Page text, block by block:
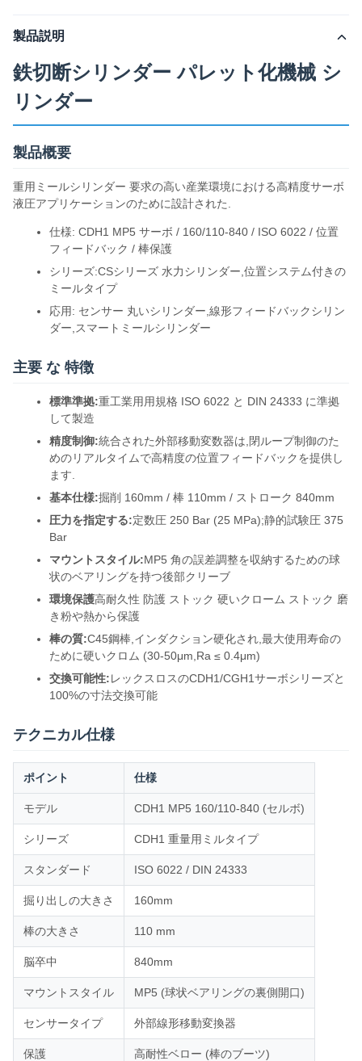
製品説明
鉄切断シリンダー パレット化機械 シ
リンダー
製品概要
重用ミールシリンダー 要求の高い産業環境における高精度サーボ
液圧アプリケーションのために設計された.
仕様: CDH1 MP5 サーボ / 160/110-840 / ISO 6022 / 位置
フィードバック / 棒保護
シリーズ:CSシリーズ 水力シリンダー,位置システム付きの
ミールタイプ
応用: センサー 丸いシリンダー,線形フィードバックシリン
ダー,スマートミールシリンダー
主要 な 特徴
標準準拠:重工業用用規格 ISO 6022 と DIN 24333 に準拠
して製造
精度制御:統合された外部移動変数器は,閉ループ制御のた
めのリアルタイムで高精度の位置フィードバックを提供し
ます.
基本仕様:掘削 160mm / 棒 110mm / ストローク 840mm
圧力を指定する:定数圧 250 Bar (25 MPa);静的試験圧 375
Bar
マウントスタイル:MP5 角の誤差調整を収納するための球
状のベアリングを持つ後部クリーブ
環境保護高耐久性 防護 ストック 硬いクローム ストック 磨
き粉や熱から保護
棒の質:C45鋼棒,インダクション硬化され,最大使用寿命の
ために硬いクロム (30-50μm,Ra ≤ 0.4μm)
交換可能性:レックスロスのCDH1/CGH1サーボシリーズと
100%の寸法交換可能
テクニカル仕様
ポイント 仕様
モデル CDH1 MP5 160/110-840 (セルボ)
シリーズ CDH1 重量用ミルタイプ
スタンダード ISO 6022 / DIN 24333
掘り出しの大きさ 160mm
棒の大きさ 110 mm
脳卒中 840mm
マウントスタイル MP5 (球状ベアリングの裏側開口)
センサータイプ 外部線形移動変換器
保護 高耐性ベロー (棒のブーツ)